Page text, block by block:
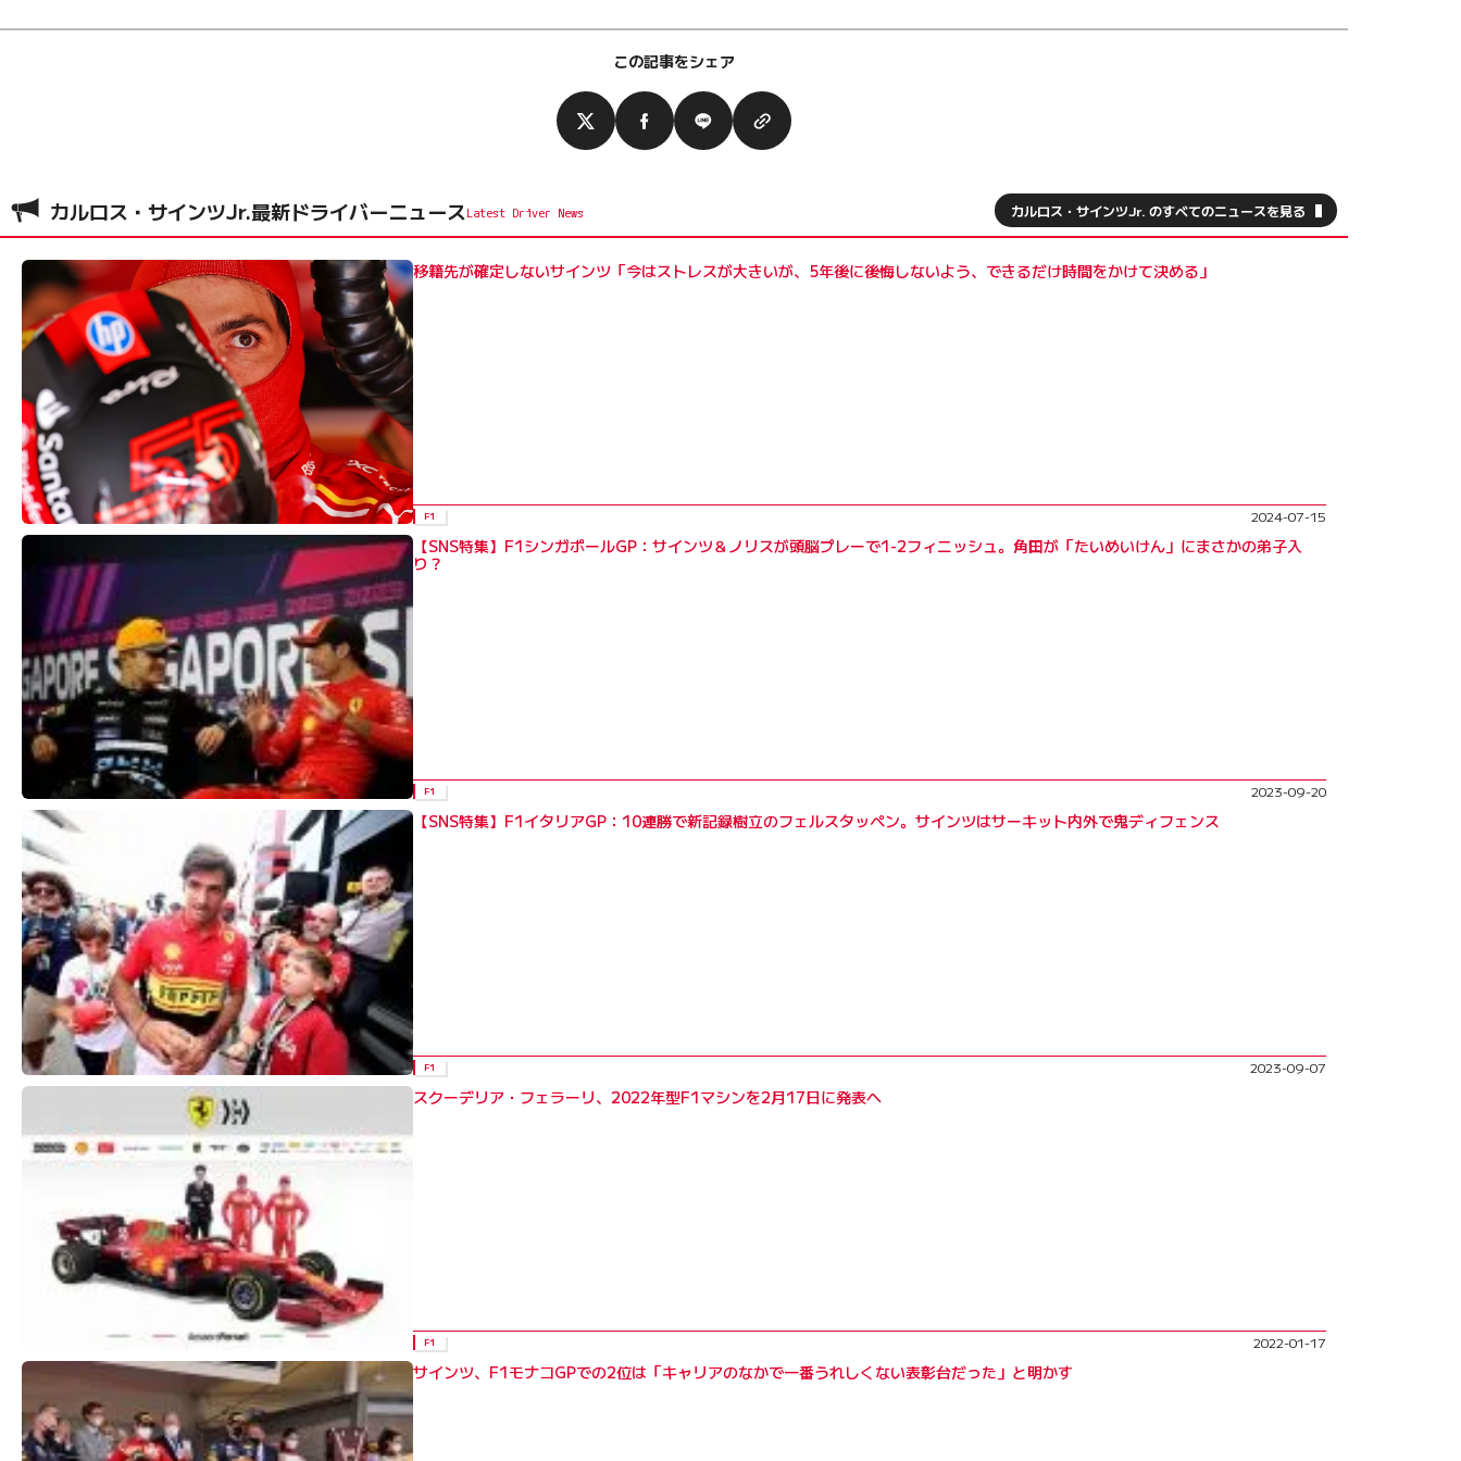
父はトヨタでWRC（世界ラリー選手権）タイトル獲得2度、ダカールの総合優勝も果たしたラリー界のレジェンド、カルロス・サインツ。その父と同じ名前を持つ。
2歳のころに祖父がおもちゃの動力つきバギーを買い与えたのが、4輪の初体験。4歳でカートを始める。競技カートへの参加は2005年から。翌06年にマドリード
の地方選手権タイトルを獲得した。
07年から国際舞台への進出を始め、08年には『KF3』クラスでアジア・パシフィック王座に輝き、同年のスペイン選手権2位。09年にモナコでジュニアカートの国
際レースに優勝したことがレッドブルの目に留まり、フォーミュラ・BMWのテストに招待される。その後、正式にレッドブル・ジュニアチーム入りを果たした。
10年はフォーミュラ・BMW・ユーロカップに参戦し、1勝を挙げて、ルーキーオブザイヤー。また、同パシフィック選手権も走り、2勝の成績を残した。この年の
後半にはフォーミュラ・ルノー・ユーロカップを始め3つのシリーズを掛け持ちして、さらなる鍛練に努める。
11年はフォーミュラ・ルノー・ユーロカップと同北ヨーロピアンカップにダブルエントリー。ユーロカップは総合2位となりチャンピオンを逃したものの、北ヨーロ
ピアンカップでは同じレッドブル・ジュニアのダニール・クビアトらを下しフォーミュラでの初タイトルを獲得した。
12年はF3進出。ヨーロッパ、ユーロ、英国と3つのシリーズを走る。英国選手権では5勝を挙げたものの、いずれのシリーズでもタイトル争いには到らず。翌13年に
はGP3に活動の場を移した。だが戦績は奮わず、ランキング10位に低迷。チームメイトだったクビアトがシリーズチャンピオンに輝いたことで、先にF1へのステップ
アップを許す。なおこの年には、レッドブルでF1ドライブも経験。フォーミュラ・ルノー3.5にも後半戦にエントリーした。
14年はフォーミュラ・ルノー3.5での活動に絞り、7勝を挙げてシリーズタイトルを獲得。翌年に向けたレッドブルのF1・2チームのドライバー選びには紆余曲折が
あったものの、最終的にはトロロッソの15年シートに指名を受ける。このF1進出を機に、それまでは「サインツJr.」を名乗っていたが、正式な登録名をカルロス・サ
インツに改めた。ついに最高峰到達で、父からの巣立ちを意思として表したものだ。
F1ではデビューレースとなったオーストラリアで9位入賞を果たし、この年チームメイトだったマックス・フェルスタッペンにも遜色のない走りを見せる。翌16年
もトロロッソ残留、しかし第5戦時点でフェルスタッペンがレッドブル昇格。替わってトロロッソに降格してきたクビアトをパフォーマンス的に圧倒し、他チームから
の引き抜きがささやかれ始める。
17年はトロロッソで3年目のシーズンを迎え、チームは翌18年からのホンダとのパートナーシップ締結を発表。これで事態が動いた。トロロッソとホンダの契約は
結果的にそれまでのパートナーだったルノーに借りをつくるものであり、その見返りとしてサインツ譲渡を求められる。レッドブル契約下からの貸し出しという形で、
ルノー移籍がアナウンスされた。
当初は18年移籍との発表だったが、結果前倒しされ、この年の第17戦時点からのドライブとなった。18年はルノーでコンストラクターズ選手権4位躍進に貢献、一
方でジュニアチーム時代からのレッドブルとの契約は期限を迎える。
一時はダニエル・リカルド離脱が決まったレッドブル後任も取り沙汰されたものの、19年に向けて本人が選んだのは新天地マクラーレンとの複数年契約だ。同じス
ペイン出身で、強い影響を受けるフェルナンド・アロンソのシートを引き継ぐ形となった。
18年のマクラーレンはシーズン序盤を除くと不振だったが、19年は好調に転じ、トップ3チームに続く選手権ポジションを堅持。第20戦ブラジルでは予選時のパ
ワーユニットトラブルで最後尾スタートとなったものの、全車で唯一となる1ストップ戦略を成功させ、4番手でチェッカーフラッグを受ける。その後3番手フィニッ
シュだったルイス・ハミルトンが5秒のタイム加算ペナルティを受けたことで、正式結果は3位。裁定の遅れからセレモニー参加はならなかったが、自身初となるF1表
彰台を記録した。
この記事をシェア
カルロス・サインツJr.最新ドライバーニュース カルロス・サインツJr. のすべてのニュースを見る
移籍先が確定しないサインツ「今はストレスが大きいが、5年後に後悔しないよう、できるだけ時間をかけて決める」
F1 2024-07-15
【SNS特集】F1シンガポールGP：サインツ＆ノリスが頭脳プレーで1-2フィニッシュ。角田が「たいめいけん」にまさかの弟子入
り？
F1 2023-09-20
【SNS特集】F1イタリアGP：10連勝で新記録樹立のフェルスタッペン。サインツはサーキット内外で鬼ディフェンス
F1 2023-09-07
スクーデリア・フェラーリ、2022年型F1マシンを2月17日に発表へ
F1 2022-01-17
サインツ、F1モナコGPでの2位は「キャリアのなかで一番うれしくない表彰台だった」と明かす